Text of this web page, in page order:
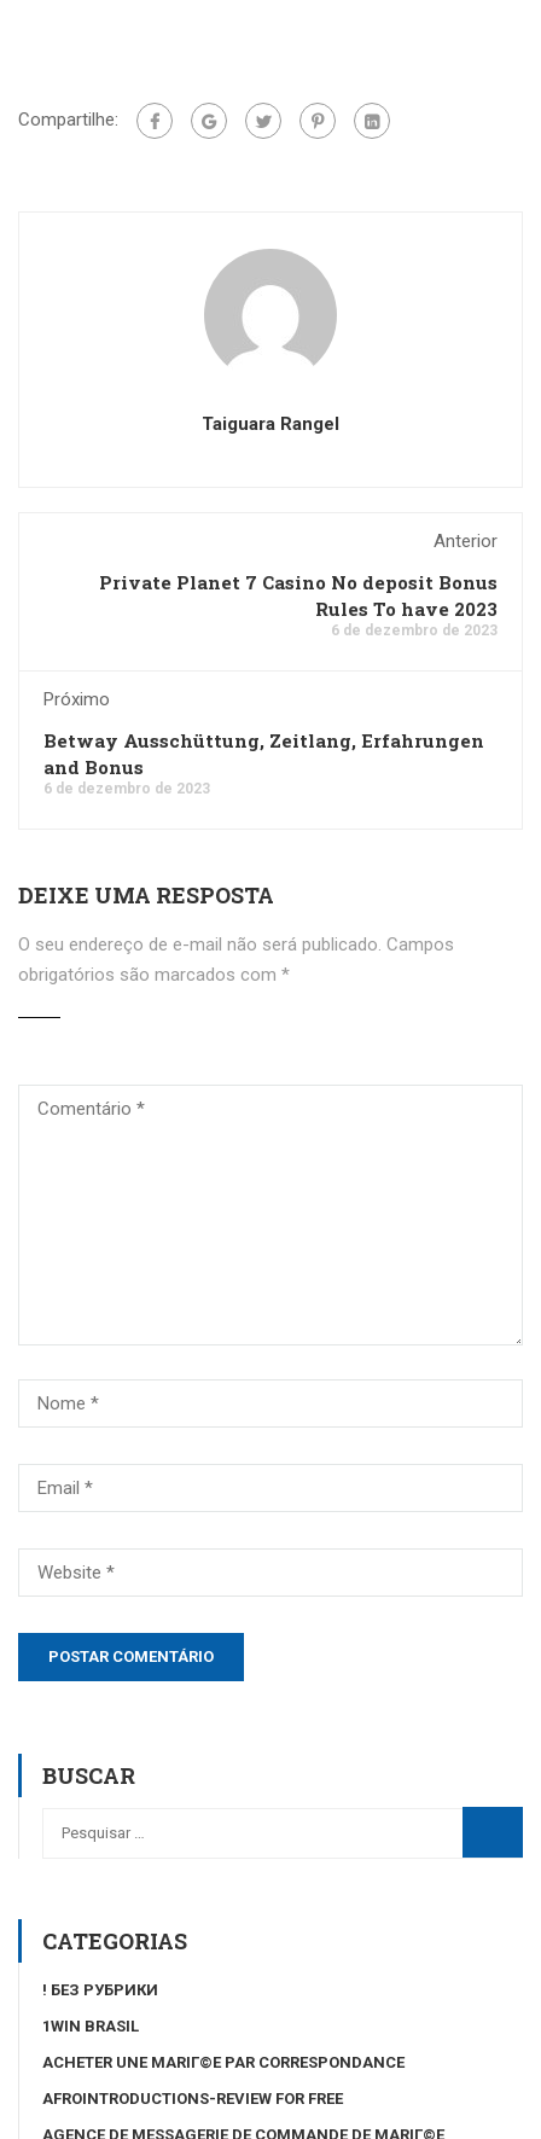
Compartilhe:
Taiguara Rangel
Anterior
Private Planet 7 Casino No deposit Bonus
Rules To have 2023
6 de dezembro de 2023
Próximo
Betway Ausschüttung, Zeitlang, Erfahrungen
and Bonus
6 de dezembro de 2023
DEIXE UMA RESPOSTA
O seu endereço de e-mail não será publicado. Campos
obrigatórios são marcados com *
BUSCAR
CATEGORIAS
! БЕЗ РУБРИКИ
1WIN BRASIL
ACHETER UNE MARIГ©E PAR CORRESPONDANCE
AFROINTRODUCTIONS-REVIEW FOR FREE
AGENCE DE MESSAGERIE DE COMMANDE DE MARIГ©E